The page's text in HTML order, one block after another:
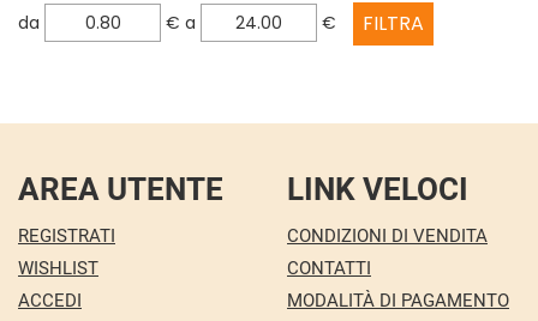
filtra
da € filtra
a €
AREA UTENTE
REGISTRATI
WISHLIST
ACCEDI
LINK VELOCI
CONDIZIONI DI VENDITA
CONTATTI
MODALITÀ DI PAGAMENTO